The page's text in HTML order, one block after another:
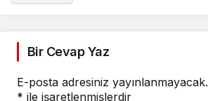
Bir Cevap Yaz
E-posta adresiniz yayınlanmayacak.
* ile işaretlenmişlerdir